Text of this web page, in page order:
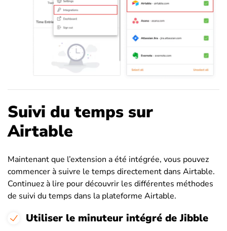
Suivi du temps sur
Airtable
Maintenant que l’extension a été intégrée, vous pouvez
commencer à suivre le temps directement dans Airtable.
Continuez à lire pour découvrir les différentes méthodes
de suivi du temps dans la plateforme Airtable.
Utiliser le minuteur intégré de Jibble